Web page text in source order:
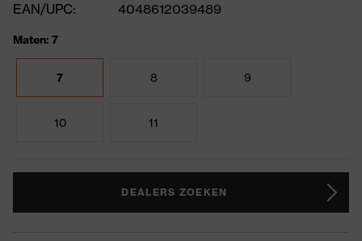
EAN/UPC:
4048612039489
Maten: 7
7 8 9
10 11
DEALERS ZOEKEN